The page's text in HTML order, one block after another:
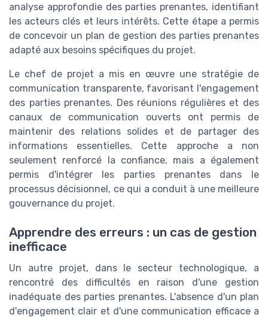
analyse approfondie des parties prenantes, identifiant
les acteurs clés et leurs intérêts. Cette étape a permis
de concevoir un plan de gestion des parties prenantes
adapté aux besoins spécifiques du projet.
Le chef de projet a mis en œuvre une stratégie de
communication transparente, favorisant l'engagement
des parties prenantes. Des réunions régulières et des
canaux de communication ouverts ont permis de
maintenir des relations solides et de partager des
informations essentielles. Cette approche a non
seulement renforcé la confiance, mais a également
permis d'intégrer les parties prenantes dans le
processus décisionnel, ce qui a conduit à une meilleure
gouvernance du projet.
Apprendre des erreurs : un cas de gestion
inefficace
Un autre projet, dans le secteur technologique, a
rencontré des difficultés en raison d'une gestion
inadéquate des parties prenantes. L'absence d'un plan
d'engagement clair et d'une communication efficace a